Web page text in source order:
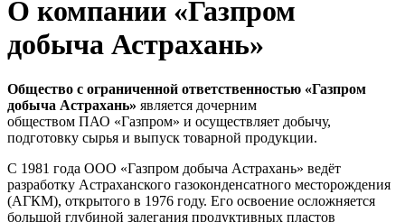
О компании «Газпром
добыча Астрахань»
Общество с ограниченной ответственностью «Газпром
добыча Астрахань» является дочерним
обществом ПАО «Газпром» и осуществляет добычу,
подготовку сырья и выпуск товарной продукции.
С 1981 года ООО «Газпром добыча Астрахань» ведёт
разработку Астраханского газоконденсатного месторождения
(АГКМ), открытого в 1976 году. Его освоение осложняется
большой глубиной залегания продуктивных пластов